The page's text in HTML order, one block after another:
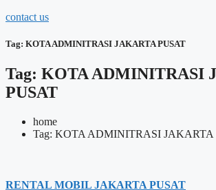
contact us
Tag: KOTA ADMINITRASI JAKARTA PUSAT
Tag: KOTA ADMINITRASI
PUSAT
home
Tag: KOTA ADMINITRASI JAKARTA
RENTAL MOBIL JAKARTA PUSAT